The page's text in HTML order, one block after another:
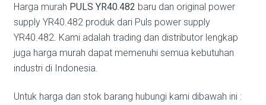
Harga murah PULS YR40.482 baru dan original power
supply YR40.482 produk dari Puls power supply
YR40.482. Kami adalah trading dan distributor lengkap
juga harga murah dapat memenuhi semua kebutuhan
industri di Indonesia.
Untuk harga dan stok barang hubungi kami dibawah ini :